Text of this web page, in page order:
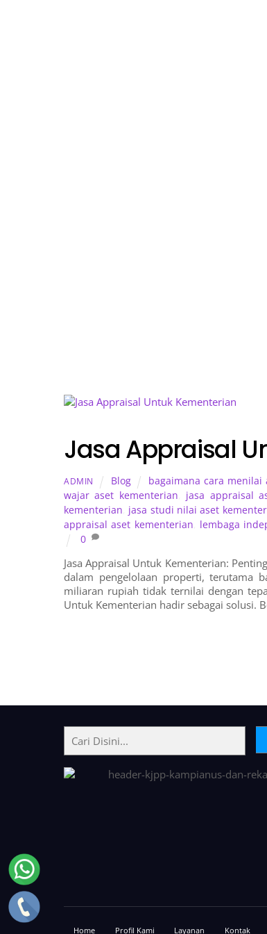
Jasa Appraisal
ADMIN Blog bagaimana cara menilai
wajar aset kementerian
jasa appraisal
kementerian jasa studi nilai aset
appraisal aset kementerian
lembaga
0
Jasa Appraisal Untuk Kementerian:
dalam pengelolaan properti, terutama
miliaran rupiah tidak ternilai dengan
Untuk Kementerian hadir sebagai solusi.
Back
Home Profil Kami Layanan Kontak